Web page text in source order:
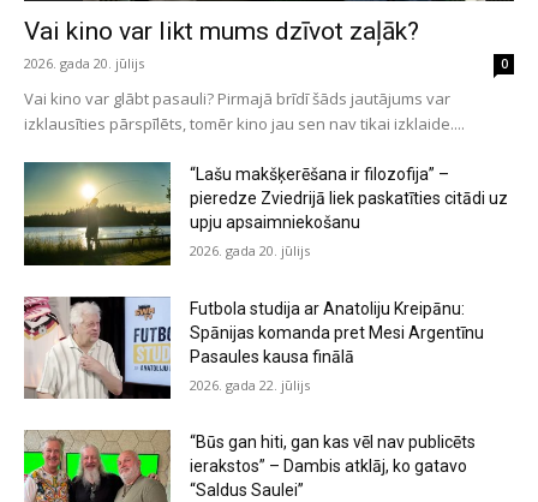
Vai kino var likt mums dzīvot zaļāk?
2026. gada 20. jūlijs 0
Vai kino var glābt pasauli? Pirmajā brīdī šāds jautājums var
izklausīties pārspīlēts, tomēr kino jau sen nav tikai izklaide....
“Lašu makšķerēšana ir filozofija” –
pieredze Zviedrijā liek paskatīties citādi uz
upju apsaimniekošanu
2026. gada 20. jūlijs
Futbola studija ar Anatoliju Kreipānu:
Spānijas komanda pret Mesi Argentīnu
Pasaules kausa finālā
2026. gada 22. jūlijs
“Būs gan hiti, gan kas vēl nav publicēts
ierakstos” – Dambis atklāj, ko gatavo
“Saldus Saulei”